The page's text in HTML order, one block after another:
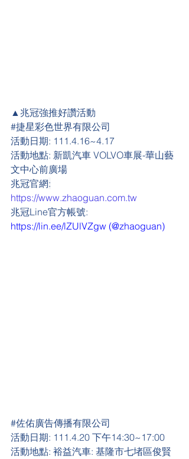
▲兆冠強推好讚活動
#捷星彩色世界有限公司
活動日期: 111.4.16~4.17
活動地點: 新凱汽車 VOLVO車展-華山藝
文中心前廣場
兆冠官網:
https://www.zhaoguan.com.tw
兆冠Line官方帳號:
https://lin.ee/lZUlVZgw (@zhaoguan)
#佐佑廣告傳播有限公司
活動日期: 111.4.20 下午14:30~17:00
活動地點: 裕益汽車: 基隆市七堵區俊賢